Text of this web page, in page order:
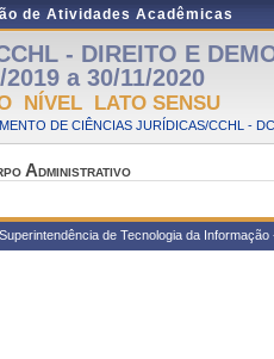
de Atividades Acadêmicas
- DIREITO E
2019 a 30/11/2020
NÍVEL LATO SENSU
DE CIÊNCIAS JURÍDICAS/CCHL -
Administrativo
de Tecnologia da